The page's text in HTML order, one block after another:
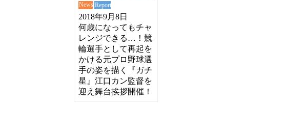
News Report
2018年9月8日
何歳になってもチャ
レンジできる…！競
輪選手として再起を
かける元プロ野球選
手の姿を描く『ガチ
星』江口カン監督を
迎え舞台挨拶開催！